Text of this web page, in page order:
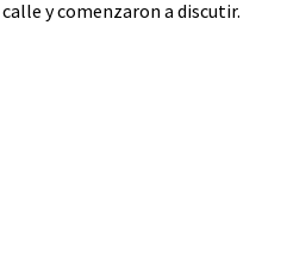
y comenzaron a discutir.